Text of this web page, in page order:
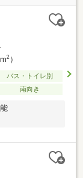
2）
バス・トイレ別
南向き